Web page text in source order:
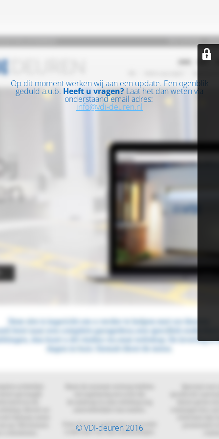
Op dit moment werken wij aan een update. Een ogenblik
geduld a.u.b. Heeft u vragen? Laat het dan weten via
onderstaand email adres:
info@vdi-deuren.nl
© VDI-deuren 2016